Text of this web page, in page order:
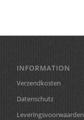
INFORMATION
Verzendkosten
Datenschutz
Leveringsvoorwaarden